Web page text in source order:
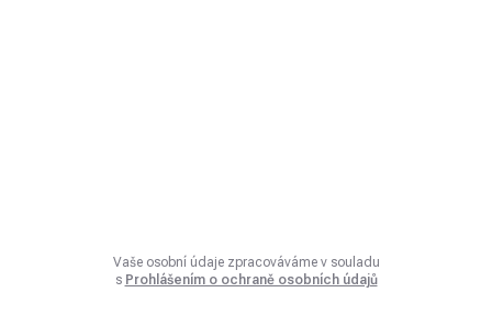
Vaše osobní údaje zpracováváme v souladu
s Prohlášením o ochraně osobních údajů